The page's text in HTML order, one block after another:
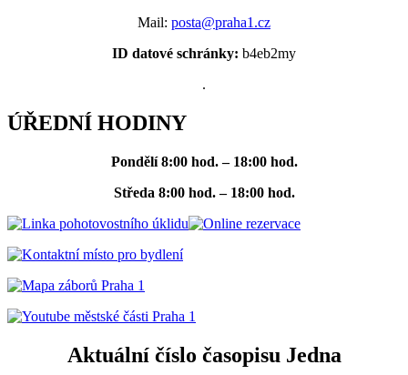
Mail: posta@praha1.cz
ID datové schránky: b4eb2my
.
ÚŘEDNÍ HODINY
Pondělí 8:00 hod. – 18:00 hod.
Středa 8:00 hod. – 18:00 hod.
Aktuální číslo časopisu Jedna